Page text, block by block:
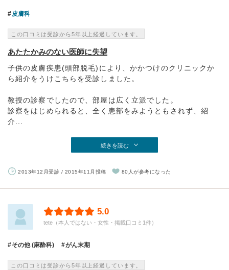
皮膚科
この口コミは受診から5年以上経過しています。
あたたかみのない医師に失望
子供の皮膚疾患(頭部脱毛)により、かかつけのクリニックか
ら紹介をうけこちらを受診しました。
教授の診察でしたので、部屋は広く立派でした。
診察をはじめられると、全く患部をみようともされず、紹
介...
続きを読む
2013年12月受診 / 2015年11月投稿 80人が参考になった
5.0
tete（本人ではない・女性・掲載口コミ1件）
その他 (麻酔科) がん末期
この口コミは受診から5年以上経過しています。